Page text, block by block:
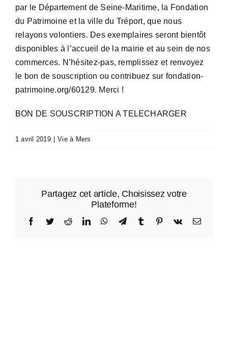
par le Département de Seine-Maritime, la Fondation
du Patrimoine et la ville du Tréport, que nous
relayons volontiers. Des exemplaires seront bientôt
disponibles à l’accueil de la mairie et au sein de nos
commerces. N’hésitez-pas, remplissez et renvoyez
le bon de souscription ou contribuez sur fondation-
patrimoine.org/60129. Merci !
BON DE SOUSCRIPTION A TELECHARGER
1 avril 2019 Vie à Mers
Partagez cet article, Choisissez votre
Plateforme!
Facebook
TwitterRedditLinkedInWhatsApp
TelegramTumblr Pinterest
Vk Email